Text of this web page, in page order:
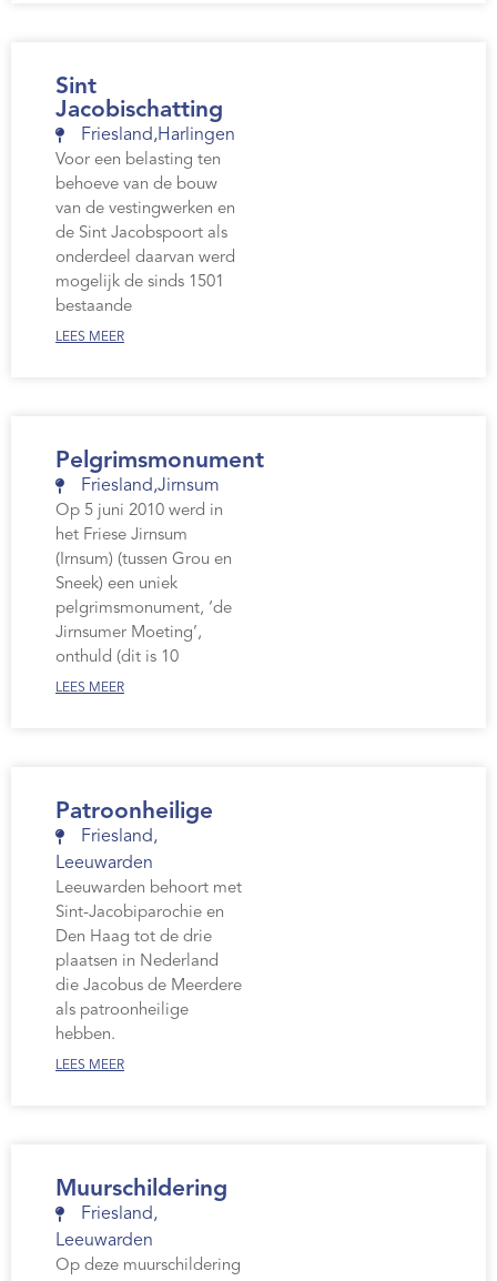
Sint
Jacobischatting
Friesland,Harlingen
Voor een belasting ten
behoeve van de bouw
van de vestingwerken en
de Sint Jacobspoort als
onderdeel daarvan werd
mogelijk de sinds 1501
bestaande
LEES MEER
Pelgrimsmonument
Friesland,Jirnsum
Op 5 juni 2010 werd in
het Friese Jirnsum
(Irnsum) (tussen Grou en
Sneek) een uniek
pelgrimsmonument, ‘de
Jirnsumer Moeting’,
onthuld (dit is 10
LEES MEER
Patroonheilige
Friesland,
Leeuwarden
Leeuwarden behoort met
Sint-Jacobiparochie en
Den Haag tot de drie
plaatsen in Nederland
die Jacobus de Meerdere
als patroonheilige
hebben.
LEES MEER
Muurschildering
Friesland,
Leeuwarden
Op deze muurschildering